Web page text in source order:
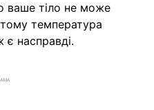
ваше тіло не може
температура
насправді.